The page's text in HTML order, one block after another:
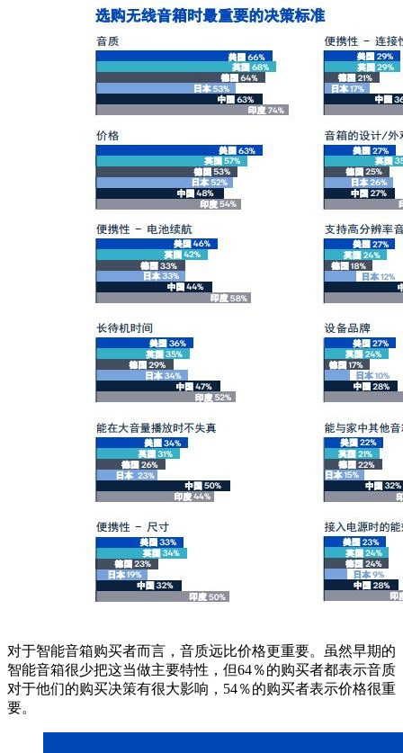
对于智能音箱购买者而言，音质远比价格更重要。虽然早期的
智能音箱很少把这当做主要特性，但64％的购买者都表示音质
对于他们的购买决策有很大影响，54％的购买者表示价格很重
要。